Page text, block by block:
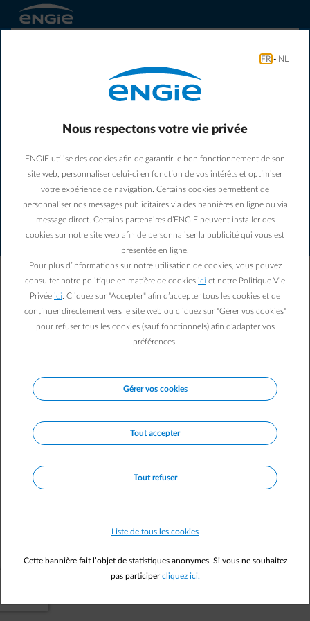
Une erreur de connexion est
survenue. Veuillez vérifier votre
connexion internet et réessayer.
Notre équipe a été informée de cette erreur. Notez
cet identifiant : BYZM-7627. Communiquez-le au
support si le problème persiste.
Vers la page d'accueil
FR - NL
Nous respectons votre vie privée
ENGIE utilise des cookies afin de garantir le bon fonctionnement de son
site web, personnaliser celui-ci en fonction de vos intérêts et optimiser
votre expérience de navigation. Certains cookies permettent de
personnaliser nos messages publicitaires via des bannières en ligne ou via
message direct. Certains partenaires d’ENGIE peuvent installer des
cookies sur notre site web afin de personnaliser la publicité qui vous est
présentée en ligne.
Pour plus d’informations sur notre utilisation de cookies, vous pouvez
consulter notre politique en matière de cookies ici et notre Politique Vie
Privée ici . Cliquez sur "Accepter" afin d’accepter tous les cookies et de
continuer directement vers le site web ou cliquez sur "Gérer vos cookies"
pour refuser tous les cookies (sauf fonctionnels) afin d’adapter vos
préférences.
Gérer vos cookies
Tout accepter
Tout refuser
Liste de tous les cookies
Cette bannière fait l’objet de statistiques anonymes. Si vous ne souhaitez
pas participercliquez ici.